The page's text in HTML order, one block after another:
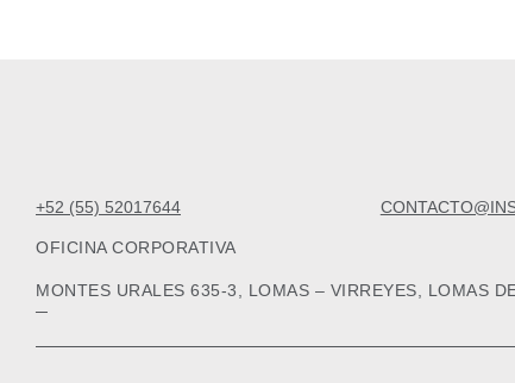
+52 (55) 52017644
OFICINA CORPORATIVA
MONTES URALES 635-3, LOMAS – VIRREYES, LOMAS
─